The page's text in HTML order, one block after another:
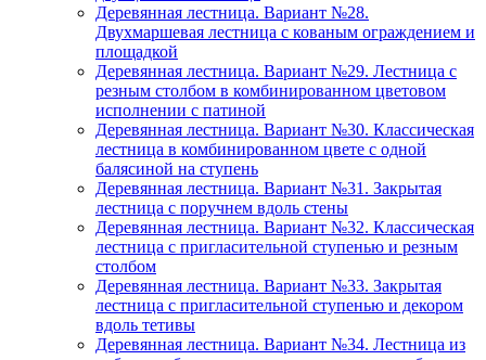
Деревянная лестница. Вариант №28.
Двухмаршевая лестница с кованым ограждением и
площадкой
Деревянная лестница. Вариант №29. Лестница с
резным столбом в комбинированном цветовом
исполнении с патиной
Деревянная лестница. Вариант №30. Классическая
лестница в комбинированном цвете с одной
балясиной на ступень
Деревянная лестница. Вариант №31. Закрытая
лестница с поручнем вдоль стены
Деревянная лестница. Вариант №32. Классическая
лестница с пригласительной ступенью и резным
столбом
Деревянная лестница. Вариант №33. Закрытая
лестница с пригласительной ступенью и декором
вдоль тетивы
Деревянная лестница. Вариант №34. Лестница из